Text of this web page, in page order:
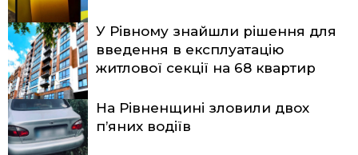
У Рівному знайшли рішення для
введення в експлуатацію
житлової секції на 68 квартир
На Рівненщині зловили двох
п’яних водіїв